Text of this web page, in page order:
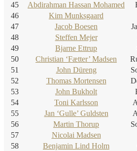
45
Abdirahman Hassan Mohamed
46
Kim Munksgaard
47
Jacob Boesen
48
Steffen Mejer
49
Bjarne Ettrup
50
Christian ‘Fætter’ Madsen
51
John Düreng
52
Thomas Mortensen
53
John Bukholt
54
Toni Karlsson
55
Jan ‘Gulle’ Guldsten
56
Martin Thorup
57
Nicolai Madsen
58
Benjamin Lind Holm